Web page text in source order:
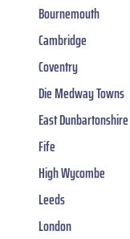
Bournemouth
Cambridge
Coventry
Die Medway Towns
East Dunbartonshire
Fife
High Wycombe
Leeds
London